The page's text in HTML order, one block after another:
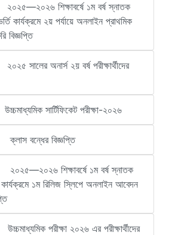
২০২৫—২০২৬ শিক্ষাবর্ষে ১ম বর্ষ স্নাতক
কার্যক্রমে ২য় পর্যায়ে অনলাইন প্রাথমিক
বিজ্ঞপ্তি
২০২৫ সালের অনার্স ২য় বর্ষ পরীক্ষার্থীদের
উচ্চমাধ্যমিক সার্টিফিকেট পরীক্ষা-২০২৬
ক্লাস বন্ধের বিজ্ঞপ্তি
২০২৫—২০২৬ শিক্ষাবর্ষে ১ম বর্ষ স্নাতক
কার্যক্রমে ১ম রিলিজ স্লিপে অনলাইন আবেদন
উচ্চমাধ্যমিক পরীক্ষা ২০২৬ এর পরীক্ষার্থীদের